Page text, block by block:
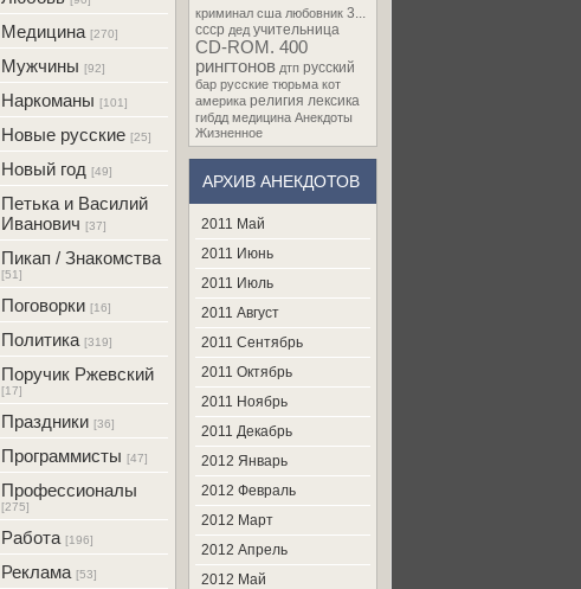
Медицина [270]
Мужчины [92]
Наркоманы [101]
Новые русские [25]
Новый год [49]
Петька и Василий
Иванович [37]
Пикап / Знакомства
[51]
Поговорки [16]
Политика [319]
Поручик Ржевский
[17]
Праздники [36]
Программисты [47]
Профессионалы
[275]
Работа [196]
Реклама [53]
криминал сша любовник 3...
ссср дед учительница
CD-ROM. 400
рингтонов дтп русский
бар русские тюрьма кот
америка религия лексика
гибдд медицина Анекдоты
Жизненное
АРХИВ АНЕКДОТОВ
2011 Май
2011 Июнь
2011 Июль
2011 Август
2011 Сентябрь
2011 Октябрь
2011 Ноябрь
2011 Декабрь
2012 Январь
2012 Февраль
2012 Март
2012 Апрель
2012 Май